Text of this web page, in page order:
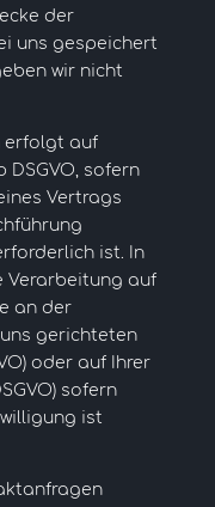
der
uns gespeichert
wir nicht
erfolgt auf
DSGVO, sofern
Vertrags
ist. In
Verarbeitung auf
an der
gerichteten
oder auf Ihrer
sofern
ist